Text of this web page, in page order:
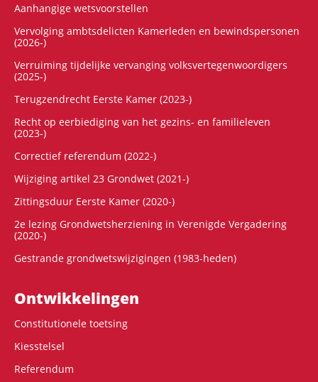
Aanhangige wetsvoorstellen
Vervolging ambtsdelicten Kamerleden en bewindspersonen
(2026-)
Verruiming tijdelijke vervanging volksvertegenwoordigers
(2025-)
Terugzendrecht Eerste Kamer (2023-)
Recht op eerbiediging van het gezins- en familieleven
(2023-)
Correctief referendum (2022-)
Wijziging artikel 23 Grondwet (2021-)
Zittingsduur Eerste Kamer (2020-)
2e lezing Grondwetsherziening in Verenigde Vergadering
(2020-)
Gestrande grondwetswijzigingen (1983-heden)
Ontwikke­lingen
Constitutionele toetsing
Kiesstelsel
Referendum